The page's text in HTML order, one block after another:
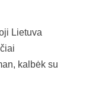
Lietuva
kalbėk su